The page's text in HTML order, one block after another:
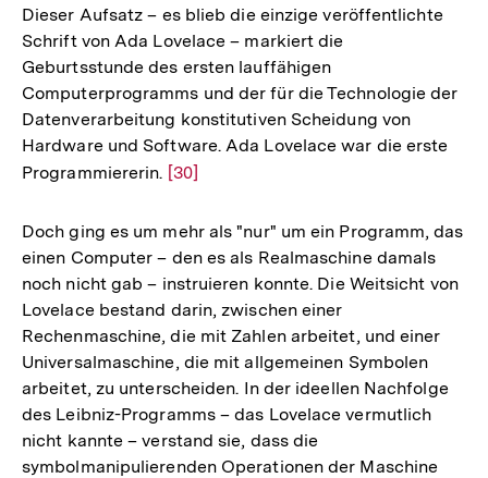
Dieser Aufsatz – es blieb die einzige veröffentlichte
Schrift von Ada Lovelace – markiert die
Geburtsstunde des ersten lauffähigen
Computerprogramms und der für die Technologie der
Datenverarbeitung konstitutiven Scheidung von
Hardware und Software. Ada Lovelace war die erste
Programmiererin. Zur
der
Fußnote
[30]
Doch ging es um mehr als "nur" um ein Programm, das
einen Computer – den es als Realmaschine damals
noch nicht gab – instruieren konnte. Die Weitsicht von
Lovelace bestand darin, zwischen einer
Rechenmaschine, die mit Zahlen arbeitet, und einer
Universalmaschine, die mit allgemeinen Symbolen
arbeitet, zu unterscheiden. In der ideellen Nachfolge
des Leibniz-Programms – das Lovelace vermutlich
nicht kannte – verstand sie, dass die
symbolmanipulierenden Operationen der Maschine